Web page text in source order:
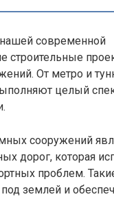
современной
строительные
От метро и
целый
сооружений
дорог, которая
проблем.
землей и